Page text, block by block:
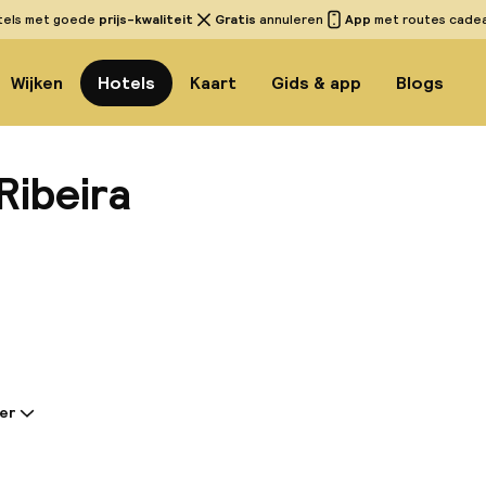
met goede prijs-kwaliteit Gratis annuleren App met routes
Wijken Hotels Kaart Gids & app Blogs
gedeeld door de accommodatie: